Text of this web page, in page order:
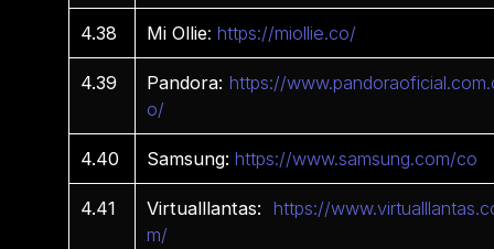
4.38 Mi Ollie:https://miollie.co/
4.39 Pandora: https://
o/
4.40 Samsung: https://www.samsung.com/co
4.41 Virtualllantas:
https://
m/